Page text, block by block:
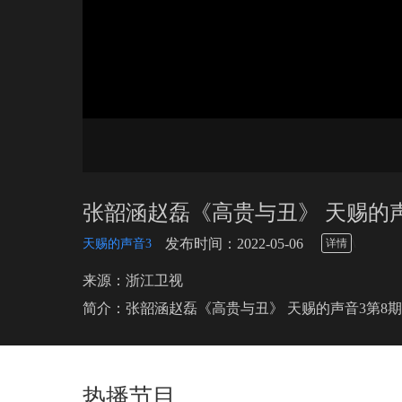
张韶涵赵磊《高贵与丑》 天赐的
天赐的声音3 发布时间：2022-05-06 详情
来源：浙江卫视
简介：张韶涵赵磊《高贵与丑》 天赐的声音3第8期